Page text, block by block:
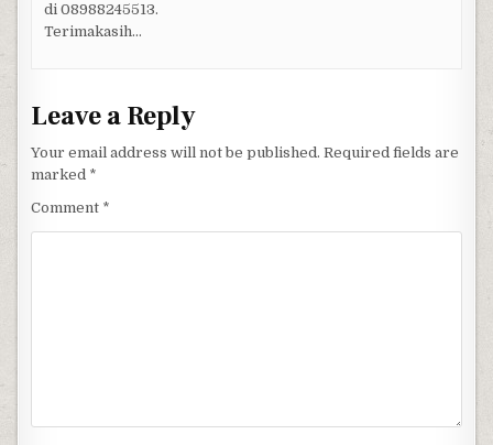
di 08988245513.
Terimakasih…
Leave a Reply
Your email address will not be published. Required fields are
marked *
Comment *